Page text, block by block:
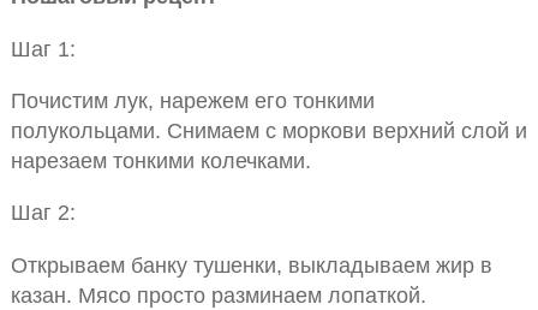
Шаг 1:
Почистим лук, нарежем его тонкими
полукольцами. Снимаем с моркови верхний слой и
нарезаем тонкими колечками.
Шаг 2:
Открываем банку тушенки, выкладываем жир в
казан. Мясо просто разминаем лопаткой.